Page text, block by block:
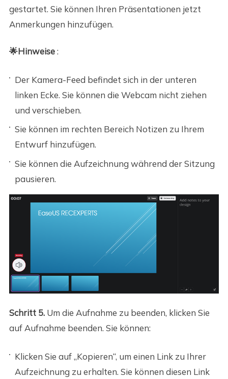
gestartet. Sie können Ihren Präsentationen jetzt
Anmerkungen hinzufügen.
🌟Hinweise:
Der Kamera-Feed befindet sich in der unteren
linken Ecke. Sie können die Webcam nicht ziehen
und verschieben.
Sie können im rechten Bereich Notizen zu Ihrem
Entwurf hinzufügen.
Sie können die Aufzeichnung während der Sitzung
pausieren.
Schritt 5.Um die Aufnahme zu beenden, klicken Sie
auf Aufnahme beenden. Sie können:
Klicken Sie auf „Kopieren“, um einen Link zu Ihrer
Aufzeichnung zu erhalten. Sie können diesen Link